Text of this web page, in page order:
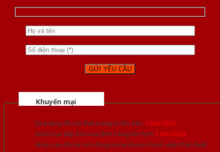
Khuyến mại
Quà tặng đồ nội thất trang trí lên đến 1.000.000đ
Giảm trực tiếp khi mua đơn hàng lớn hơn 3.000.000đ
Nhiều ưu đãi lớn khi đăng ký tài khoản thành viên thân thiết